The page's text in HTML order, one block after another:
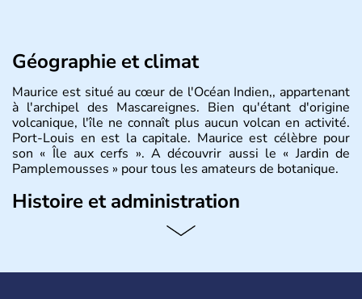
Géographie et climat
Maurice est situé au cœur de l'Océan Indien,, appartenant
à l'archipel des Mascareignes. Bien qu'étant d'origine
volcanique, l'île ne connaît plus aucun volcan en activité.
Port-Louis en est la capitale. Maurice est célèbre pour
son « Île aux cerfs ». A découvrir aussi le « Jardin de
Pamplemousses » pour tous les amateurs de botanique.
Histoire et administration
Le rhum et la bière font partie des traditions de l’
des symboles de l’île, c’est ledodo, ce fameux oiseau